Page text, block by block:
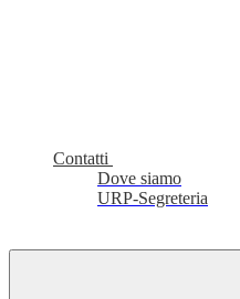
Contatti
Dove siamo
URP-Segreteria